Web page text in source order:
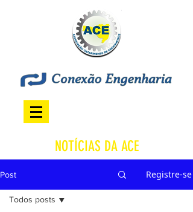
NOTÍCIAS DA ACE
Post Registre-se
Todos posts